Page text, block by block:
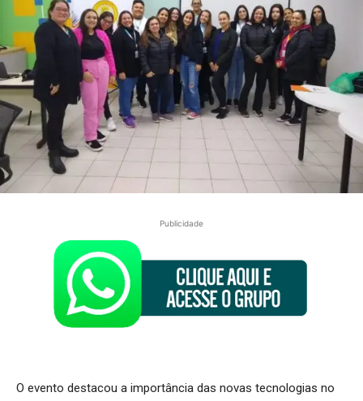
Publicidade
O evento destacou a importância das novas tecnologias no